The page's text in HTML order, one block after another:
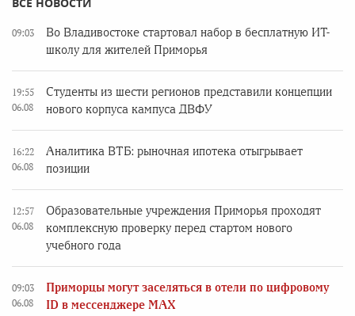
09:03
Во Владивостоке стартовал набор в бесплатную ИТ-
школу для жителей Приморья
19:55
06.08
Студенты из шести регионов представили концепции
нового корпуса кампуса ДВФУ
16:22
06.08
Аналитика ВТБ: рыночная ипотека отыгрывает
позиции
12:57
06.08
Образовательные учреждения Приморья проходят
комплексную проверку перед стартом нового
учебного года
09:03
06.08
Приморцы могут заселяться в отели по цифровому
ID в мессенджере MAX